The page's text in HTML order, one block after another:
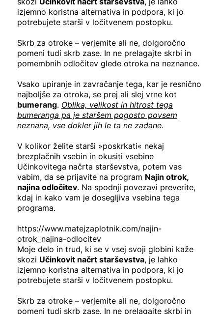
izjemno koristna alternativa in podpora, ki jo
potrebujete starši v ločitvenem postopku.
Skrb za otroke – verjemite ali ne, dolgoročno
pomeni tudi skrb zase. In ne prelagajte skrbi in
pomembnih odločitev glede otroka na neznance.
Vsako upiranje in zavračanje tega, kar je resnično
najboljše za otroka, se prej ali slej vrne kot
bumerang. Oblika, velikost in hitrost tega
bumeranga pa je staršem pogosto povsem
neznana, vse dokler jih le ta ne zadane.
V kolikor želite starši »poskrkati« nekaj
brezplačnih vsebin in okusiti vsebine
Učinkovitega načrta starševstva, potem vas
vabim, da se prijavite na program Najin otrok,
najina odločitev. Na spodnji povezavi preverite,
kdaj in kako vam je dosegljiva vsebina tega
programa.
https://www.matejzaplotnik.com/najin-
otrok_najina-odlocitev
Moje delo in trud, ki se v vsej svoji globini kaže
skozi Učinkovit načrt starševstva, je lahko
izjemno koristna alternativa in podpora, ki jo
potrebujete starši v ločitvenem postopku.
Skrb za otroke – verjemite ali ne, dolgoročno
pomeni tudi skrb zase. In ne prelagajte skrbi in